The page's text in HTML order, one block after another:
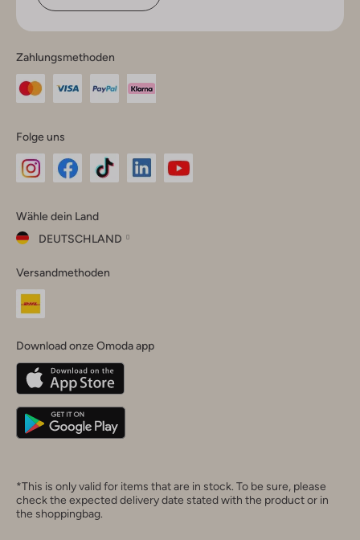
Zahlungsmethoden
Folge uns
Instagram
Facebook
TikTok
Wähle dein Land
DEUTSCHLAND
dein
Land
Belgique(Français)
Deutschland
Versandmethoden
Download onze Omoda app
*This is only valid for items that are in stock. To be sure, please
check the expected delivery date stated with the product or in
the shoppingbag.